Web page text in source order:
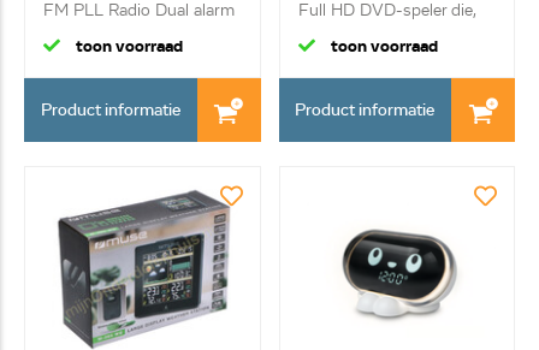
FM PLL Radio Dual alarm
toon voorraad
Product informatie
Full HD DVD-speler die,
DV...
toon voorraad
Product informatie